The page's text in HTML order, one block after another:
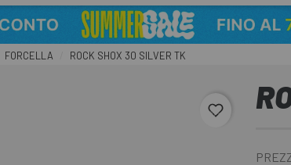
FORCELLA ROCK SHOX 30 SILVER TK